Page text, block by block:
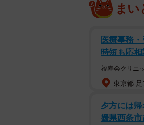
たときのこと
の名前があり
いさつができ
それでも桜木
まい
医療事務
時短も応
福寿会クリニ
東京都 足
夕方には
媛県西条市